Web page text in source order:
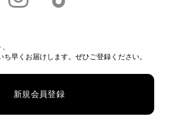
早くお届けします。ぜひご登録ください。
新規会員登録